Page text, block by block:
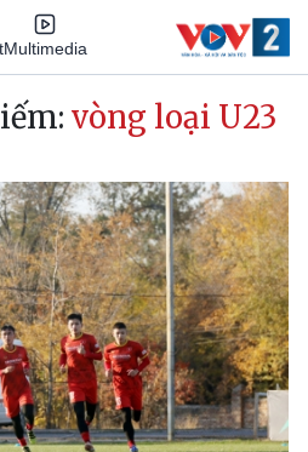
Multimedia
vòng loại U23